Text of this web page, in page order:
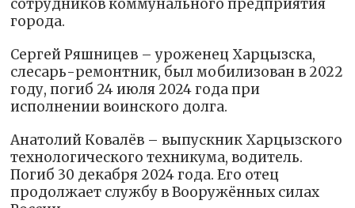
сотрудников коммунального предприятия
города.
Сергей Ряшницев – уроженец Харцызска,
слесарь-ремонтник, был мобилизован в 2022
году, погиб 24 июля 2024 года при
исполнении воинского долга.
Анатолий Ковалёв – выпускник Харцызского
технологического техникума, водитель.
Погиб 30 декабря 2024 года. Его отец
продолжает службу в Вооружённых силах